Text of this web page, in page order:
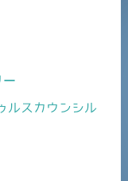
ー
ルスカウンシル